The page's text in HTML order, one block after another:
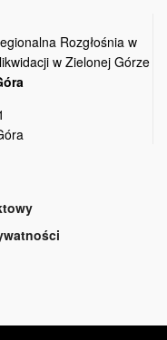
Rozgłośnia w
w Zielonej Górze